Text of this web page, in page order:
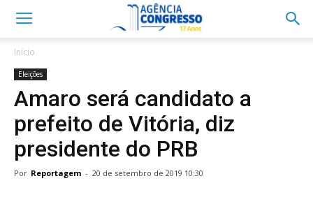
Início
Eleições
Amaro será candidato a
prefeito de Vitória, diz
presidente do PRB
Por Reportagem - 20 de setembro de 2019 10:30